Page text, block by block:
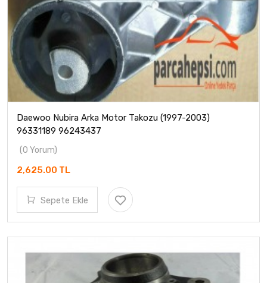
Daewoo Nubira Arka Motor Takozu (1997-2003)
96331189 96243437
(0 Yorum)
2,625.00 TL
Sepete Ekle